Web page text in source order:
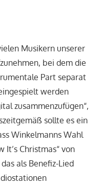
Musikern unserer
bei dem die
Part separat
werden
zusammenzufügen“,
sollte es ein
Winkelmanns Wahl
It’s Christmas“ von
als Benefiz-Lied